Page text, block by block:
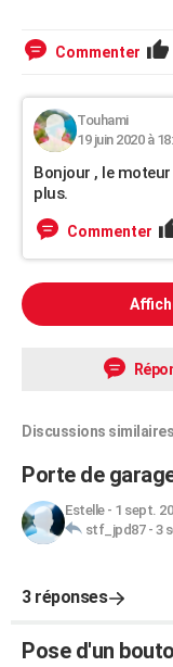
Commenter
Touhami
19 juin 2020 à
Bonjour , le
plus.
Commenter
Discussions similaires
Porte de
Estelle- 1 sept.
stf_jpd87- 3
3 réponses
Pose d'un